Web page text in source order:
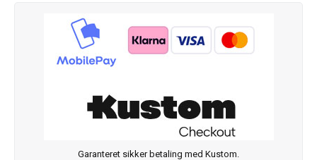
Garanteret sikker betaling med Kustom.